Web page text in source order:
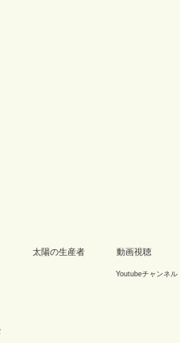
太陽の生産者 動画視聴
Youtubeチャンネル